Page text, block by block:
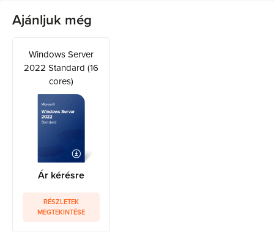
Ajánljuk még
Windows Server
2022 Standard (16
cores)
Ár kérésre
RÉSZLETEK
MEGTEKINTÉSE